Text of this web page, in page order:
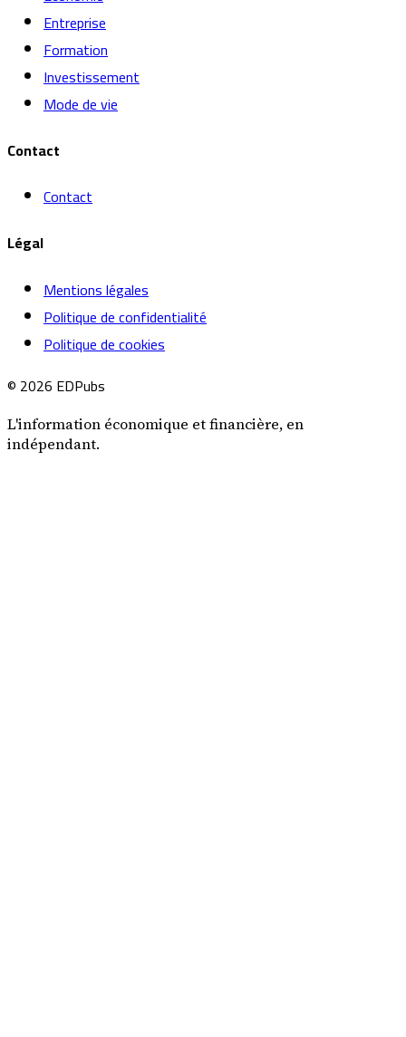
Entreprise
Formation
Investissement
Mode de vie
Contact
Contact
Légal
Mentions légales
Politique de confidentialité
Politique de cookies
© 2026 EDPubs
L'information économique et financière, en
indépendant.